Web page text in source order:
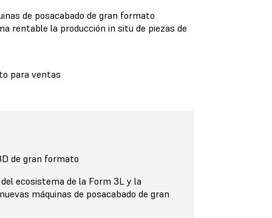
de posacabado de gran formato
rentable la producción in situ de piezas de
para ventas
de gran formato
ecosistema de la Form 3L y la
máquinas de posacabado de gran